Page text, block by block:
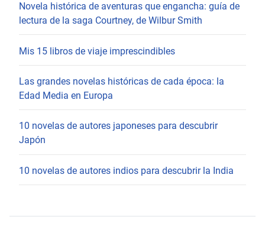
Novela histórica de aventuras que engancha: guía de
lectura de la saga Courtney, de Wilbur Smith
Mis 15 libros de viaje imprescindibles
Las grandes novelas históricas de cada época: la
Edad Media en Europa
10 novelas de autores japoneses para descubrir
Japón
10 novelas de autores indios para descubrir la India